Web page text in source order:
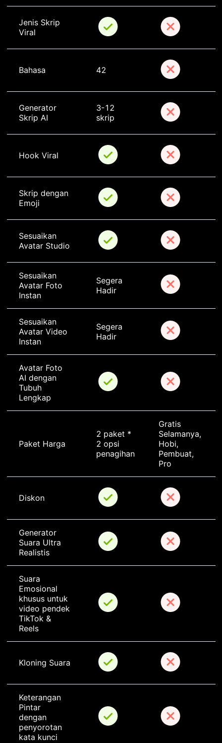
Jenis Skrip
Viral
Bahasa 42
Generator
Skrip AI
3-12
skrip
Hook Viral
Skrip dengan
Emoji
Sesuaikan
Avatar Studio
Sesuaikan
Avatar Foto
Instan
Segera
Hadir
Sesuaikan
Avatar Video
Instan
Segera
Hadir
Avatar Foto
AI dengan
Tubuh
Lengkap
Paket Harga
2 paket *
2 opsi
penagihan
Gratis
Selamanya,
Hobi,
Pembuat,
Pro
Diskon
Generator
Suara Ultra
Realistis
Suara
Emosional
khusus untuk
video pendek
TikTok &
Reels
Kloning Suara
Keterangan
Pintar
dengan
penyorotan
kata kunci